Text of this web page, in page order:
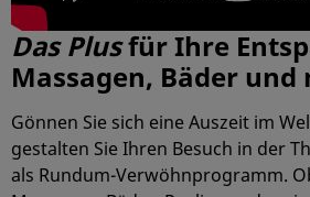
Das Plusfür Ihre
Massagen, Bäder und
Gönnen Sie sich eine Auszeit im
gestalten Sie Ihren Besuch in der
als Rundum-Verwöhnprogramm.